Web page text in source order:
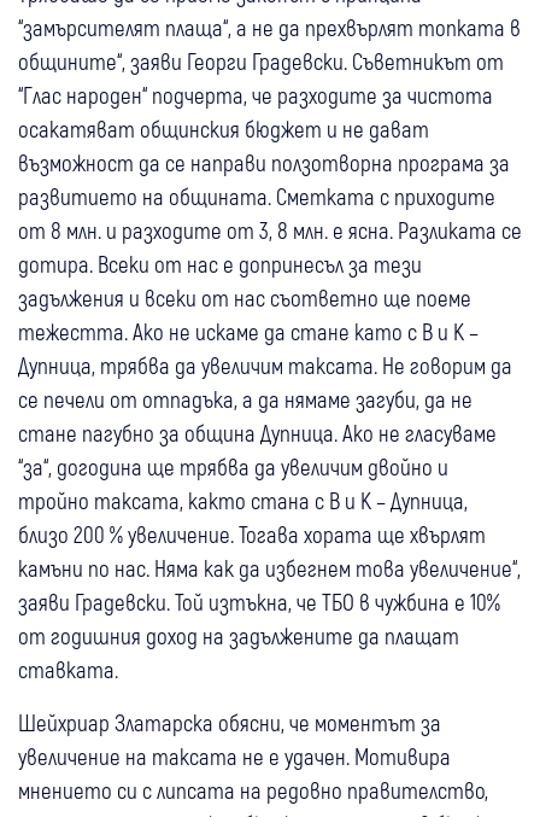
“замърсителят плаща“, а не да прехвърлят топката в
общините“, заяви Георги Градевски. Съветникът от
“Глас народен“ подчерта, че разходите за чистота
осакатяват общинския бюджет и не дават
възможност да се направи ползотворна програма за
развитието на общината. Сметката с приходите
от 8 млн. и разходите от 3, 8 млн. е ясна. Разликата се
дотира. Всеки от нас е допринесъл за тези
задължения и всеки от нас съответно ще поеме
тежестта. Ако не искаме да стане като с В и К –
Дупница, трябва да увеличим таксата. Не говорим да
се печели от отпадъка, а да нямаме загуби, да не
стане пагубно за община Дупница. Ако не гласуваме
“за“, догодина ще трябва да увеличим двойно и
тройно таксата, както стана с В и К – Дупница,
близо 200 % увеличение. Тогава хората ще хвърлят
камъни по нас. Няма как да избегнем това увеличение“,
заяви Градевски. Той изтъкна, че ТБО в чужбина е 10%
от годишния доход на задължените да плащат
ставката.
Шейхриар Златарска обясни, че моментът за
увеличение на таксата не е удачен. Мотивира
мнението си с липсата на редовно правителство,